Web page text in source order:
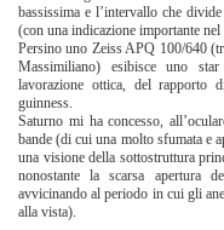
bassissima e l’intervallo che
(con una indicazione importante
Persino uno Zeiss APQ 100/640
Massimiliano) esibisce uno
lavorazione ottica, del rapporto
guinness.
Saturno mi ha concesso,
bande (di cui una molto sfumata e
una visione della sottostruttura
nonostante la scarsa apertura
avvicinando al periodo in cui gli
alla vista).